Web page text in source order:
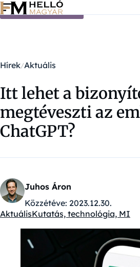
Ugrás a tartalomra
Hírek Aktuális
Itt lehet a
megtéveszti az
ChatGPT?
Juhos Áron
Közzétéve: 2023.12.30.
Kategóriák:
AktuálisKutatás, technológia, MI